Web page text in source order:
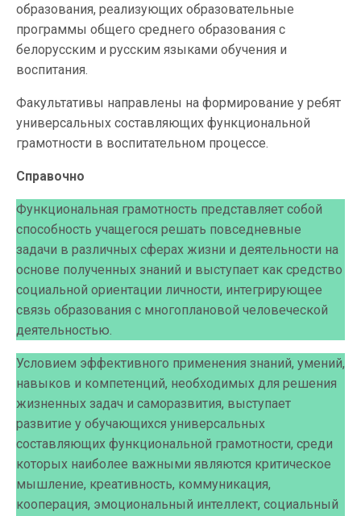
образования, реализующих образовательные
программы общего среднего образования с
белорусским и русским языками обучения и
воспитания.
Факультативы направлены на формирование у ребят
универсальных составляющих функциональной
грамотности в воспитательном процессе.
Справочно
Функциональная грамотность представляет собой
способность учащегося решать повседневные
задачи в различных сферах жизни и деятельности на
основе полученных знаний и выступает как средство
социальной ориентации личности, интегрирующее
связь образования с многоплановой человеческой
деятельностью.
Условием эффективного применения знаний, умений,
навыков и компетенций, необходимых для решения
жизненных задач и саморазвития, выступает
развитие у обучающихся универсальных
составляющих функциональной грамотности, среди
которых наиболее важными являются критическое
мышление, креативность, коммуникация,
кооперация, эмоциональный интеллект, социальный